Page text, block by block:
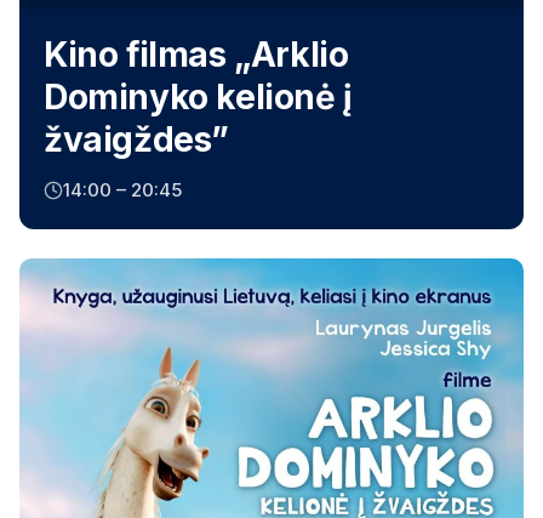
Kino filmas „Arklio
Dominyko kelionė į
žvaigždes”
14:00 – 20:45